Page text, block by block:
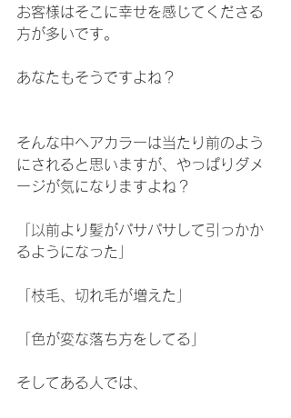
お客様はそこに幸せを感じてくださる
方が多いです。
あなたもそうですよね？
そんな中ヘアカラーは当たり前のよう
にされると思いますが、やっぱりダメ
ージが気になりますよね？
「以前より髪がパサパサして引っかか
るようになった」
「枝毛、切れ毛が増えた」
「色が変な落ち方をしてる」
そしてある人では、